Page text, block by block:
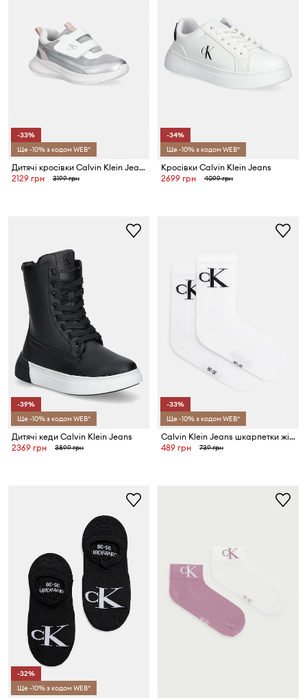
-33%
Ще -10% з кодом WEB*
Дитячі кросівки Calvin Klein Jeans
2129 грн
3199 грн
-34%
Ще -10% з кодом WEB*
Кросівки Calvin Klein Jeans
2699 грн
4099 грн
-39%
Ще -10% з кодом WEB*
Дитячі кеди Calvin Klein Jeans
2369 грн
3899 грн
-33%
Ще -10% з кодом WEB*
Calvin Klein Jeans шкарпетки жіночі з бавовною 2 шт.
489 грн
739 грн
-32%
Ще -10% з кодом WEB*